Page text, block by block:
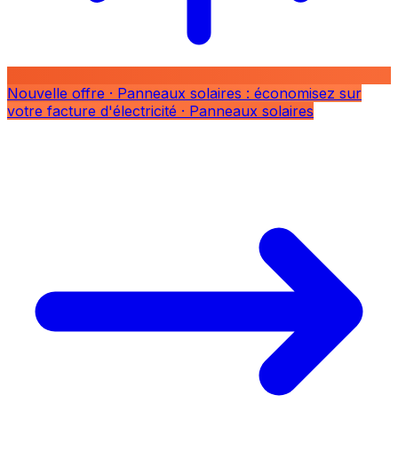
Nouvelle offre · Panneaux solaires : économisez sur
votre facture d'électricité · Panneaux solaires